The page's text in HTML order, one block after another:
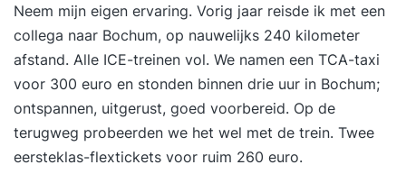
Neem mijn eigen ervaring. Vorig jaar reisde ik met een
collega naar Bochum, op nauwelijks 240 kilometer
afstand. Alle ICE-treinen vol. We namen een TCA-taxi
voor 300 euro en stonden binnen drie uur in Bochum;
ontspannen, uitgerust, goed voorbereid. Op de
terugweg probeerden we het wel met de trein. Twee
eersteklas-flextickets voor ruim 260 euro.